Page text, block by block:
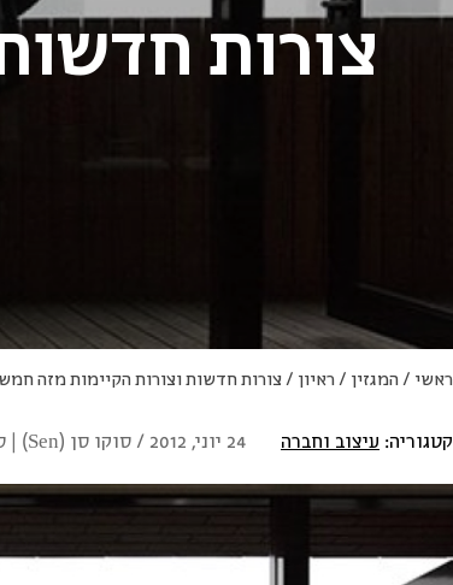
צורות
ראשי /המגזין /ראיון /צורות חדשות וצורות הקיימות מזה
קטגוריה: עיצוב וחברה 24 יוני, 2012 / סוקו סן (Sen) | סרג'יו קלאטרוני (Calatroni) | קניה הארה (Hara)